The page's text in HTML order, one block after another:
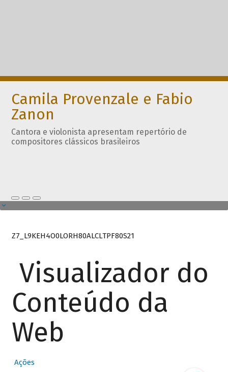
Camila Provenzale e Fabio
Zanon
Cantora e violonista apresentam repertório de
compositores clássicos brasileiros
Z7_L9KEH4O0LORH80ALCLTPF80S21
Visualizador do
Conteúdo da
Web
Ações